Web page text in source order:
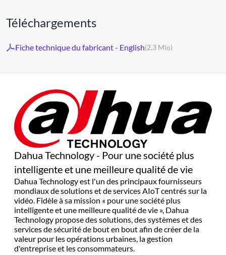
Téléchargements
Fiche technique du fabricant - English(2,3 Mio)
Dahua Technology - Pour une société plus
intelligente et une meilleure qualité de vie
Dahua Technology est l'un des principaux fournisseurs
mondiaux de solutions et de services AIoT centrés sur la
vidéo. Fidèle à sa mission « pour une société plus
intelligente et une meilleure qualité de vie », Dahua
Technology propose des solutions, des systèmes et des
services de sécurité de bout en bout afin de créer de la
valeur pour les opérations urbaines, la gestion
d'entreprise et les consommateurs.